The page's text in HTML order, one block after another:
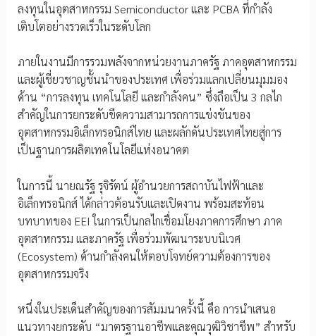
ลงทุนในอุตสาหกรรม Semiconductor และ PCBA ที่กำลัง
เติบโตอย่างรวดเร็วในระดับโลก
ภายในงานมีการรวมพลังจากหน่วยงานภาครัฐ ภาคอุตสาหกรรม
และผู้เชี่ยวชาญชั้นนำของประเทศ เพื่อร่วมแลกเปลี่ยนมุมมอง
ด้าน “การลงทุน เทคโนโลยี และกำลังคน” ซึ่งถือเป็น 3 กลไก
สำคัญในการยกระดับขีดความสามารถการแข่งขันของ
อุตสาหกรรมอิเล็กทรอนิกส์ไทย และผลักดันประเทศไทยสู่การ
เป็นฐานการผลิตเทคโนโลยีแห่งอนาคต
ในการนี้ นายณรัฐ รุจิรัตน์ ผู้อำนวยการสถาบันไฟฟ้าและ
อิเล็กทรอนิกส์ ได้กล่าวต้อนรับและเปิดงาน พร้อมสะท้อน
บทบาทของ EEI ในการเป็นกลไกเชื่อมโยงภาคการศึกษา ภาค
อุตสาหกรรม และภาครัฐ เพื่อร่วมพัฒนาระบบนิเวศ
(Ecosystem) ด้านกำลังคนให้ตอบโจทย์ความต้องการของ
อุตสาหกรรมจริง
หนึ่งในประเด็นสำคัญของการสัมมนาครั้งนี้ คือ การนำเสนอ
แนวทางยกระดับ “มาตรฐานอาชีพและคุณวุฒิวิชาชีพ” สำหรับ